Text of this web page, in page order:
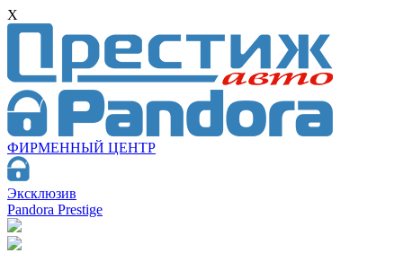
X
ФИРМЕННЫЙ ЦЕНТР
Эксклюзив
Pandora Prestige